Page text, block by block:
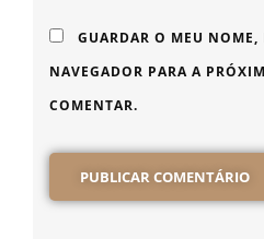
GUARDAR O MEU NOME,
NAVEGADOR PARA A
COMENTAR.